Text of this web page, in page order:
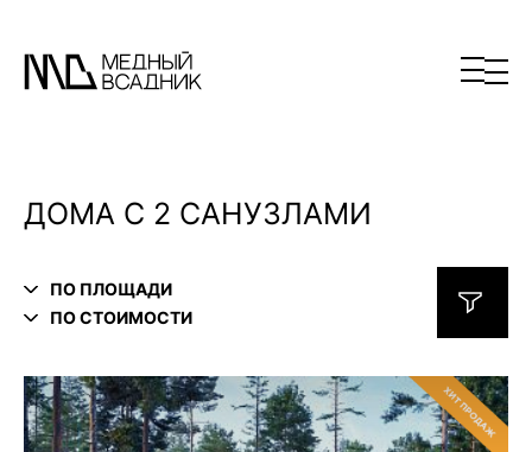
ДОМА С 2 САНУЗЛАМИ
ПО ПЛОЩАДИ
ПО СТОИМОСТИ